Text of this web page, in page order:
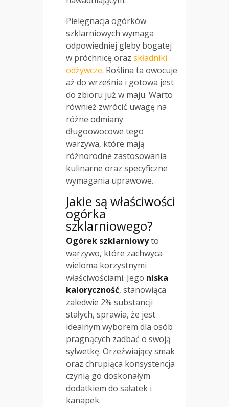
Pielęgnacja ogórków
szklarniowych wymaga
odpowiedniej gleby bogatej
w próchnicę oraz składniki
odżywcze. Roślina ta owocuje
aż do września i gotowa jest
do zbioru już w maju. Warto
również zwrócić uwagę na
różne odmiany
długoowocowe tego
warzywa, które mają
różnorodne zastosowania
kulinarne oraz specyficzne
wymagania uprawowe.
Jakie są właściwości
ogórka
szklarniowego?
Ogórek szklarniowyto
warzywo, które zachwyca
wieloma korzystnymi
właściwościami. Jego niska
kaloryczność, stanowiąca
zaledwie 2% substancji
stałych, sprawia, że jest
idealnym wyborem dla osób
pragnących zadbać o swoją
sylwetkę. Orzeźwiający smak
oraz chrupiąca konsystencja
czynią go doskonałym
dodatkiem do sałatek i
kanapek.